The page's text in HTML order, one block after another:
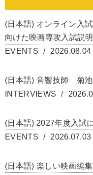
(日本語) オンライン入
向けた映画専攻入試説
EVENTS
2026.08.04
(日本語) 音響技師 菊
INTERVIEWS
(日本語) 2027年度入試
EVENTS
2026.07.03
(日本語) 楽しい映画編集